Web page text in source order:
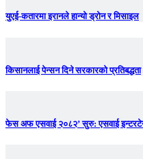
युएई-कतारमा इरानले हान्यो ड्रोन र मिसाइल
किसानलाई पेन्सन दिने सरकारको प्रतिबद्धता
फेस अफ एसवाई २०८२’ सुरु: एसवाई